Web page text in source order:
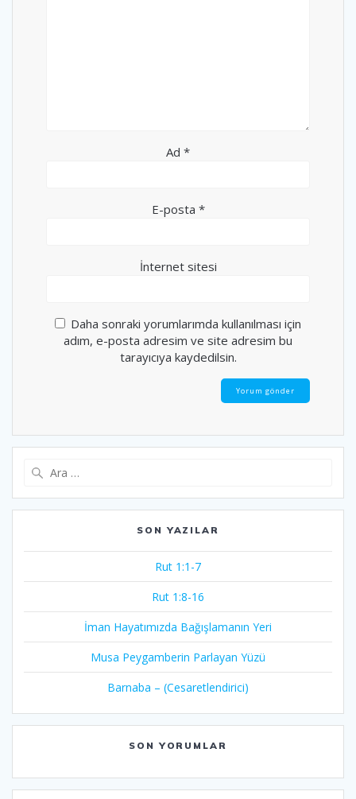
Ad *
E-posta *
İnternet sitesi
Daha sonraki yorumlarımda kullanılması için
adım, e-posta adresim ve site adresim bu
tarayıcıya kaydedilsin.
SON YAZILAR
Rut 1:1-7
Rut 1:8-16
İman Hayatımızda Bağışlamanın Yeri
Musa Peygamberin Parlayan Yüzü
Barnaba – (Cesaretlendirici)
SON YORUMLAR